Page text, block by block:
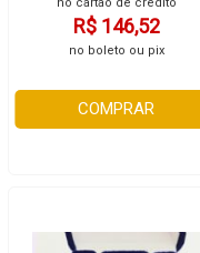
R$ 146,52
no boleto ou pix
COMPRAR